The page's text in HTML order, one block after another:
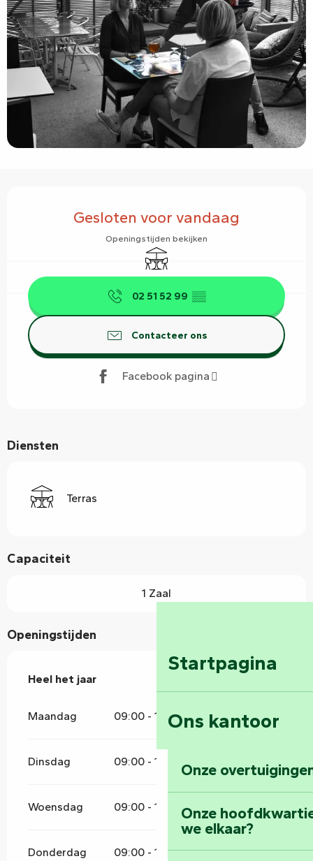
Startpagina
Ons kantoor
Onze
Onze
we elkaar?
Gesloten voor vandaag
Openingstijden bekijken
Terras
02 51 52 99 ▒▒
Contacteer ons
Facebook pagina
Diensten
Terras
Capaciteit
1 Zaal
Openingstijden
Heel het jaar
Heel het jaar
Maandag 09:00 - 15:00
Dinsdag 09:00 - 15:00
Woensdag 09:00 - 15:00
Donderdag 09:00 - 15:00